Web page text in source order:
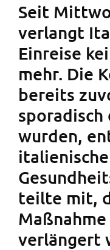
Seit
verlangt
Einreise
mehr. Die
bereits
wurden,
italienische
teilte mit,
verlängert